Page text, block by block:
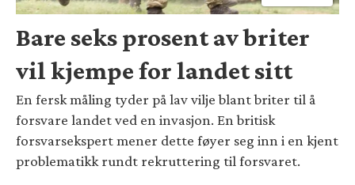
Bare seks prosent av briter
vil kjempe for landet sitt
En fersk måling tyder på lav vilje blant briter til å
forsvare landet ved en invasjon. En britisk
forsvarsekspert mener dette føyer seg inn i en kjent
problematikk rundt rekruttering til forsvaret.